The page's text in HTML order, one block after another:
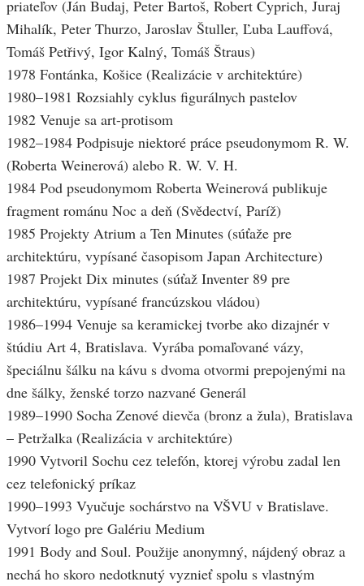
priateľov (Ján Budaj, Peter Bartoš, Robert Cyprich, Juraj
Mihalík, Peter Thurzo, Jaroslav Štuller, Ľuba Lauffová,
Tomáš Petřivý, Igor Kalný, Tomáš Štraus)
1978 Fontánka, Košice (Realizácie v architektúre)
1980–1981 Rozsiahly cyklus figurálnych pastelov
1982 Venuje sa art-protisom
1982–1984 Podpisuje niektoré práce pseudonymom R. W.
(Roberta Weinerová) alebo R. W. V. H.
1984 Pod pseudonymom Roberta Weinerová publikuje
fragment románu Noc a deň (Svědectví, Paríž)
1985 Projekty Atrium a Ten Minutes (súťaže pre
architektúru, vypísané časopisom Japan Architecture)
1987 Projekt Dix minutes (súťaž Inventer 89 pre
architektúru, vypísané francúzskou vládou)
1986–1994 Venuje sa keramickej tvorbe ako dizajnér v
štúdiu Art 4, Bratislava. Vyrába pomaľované vázy,
špeciálnu šálku na kávu s dvoma otvormi prepojenými na
dne šálky, ženské torzo nazvané Generál
1989–1990 Socha Zenové dievča (bronz a žula), Bratislava
– Petržalka (Realizácia v architektúre)
1990 Vytvoril Sochu cez telefón, ktorej výrobu zadal len
cez telefonický príkaz
1990–1993 Vyučuje sochárstvo na VŠVU v Bratislave.
Vytvorí logo pre Galériu Medium
1991 Body and Soul. Použije anonymný, nájdený obraz a
nechá ho skoro nedotknutý vyznieť spolu s vlastným